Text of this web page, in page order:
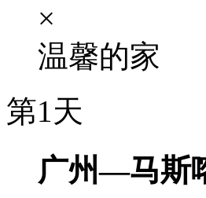
×
温馨的家
第1天
广州—马斯